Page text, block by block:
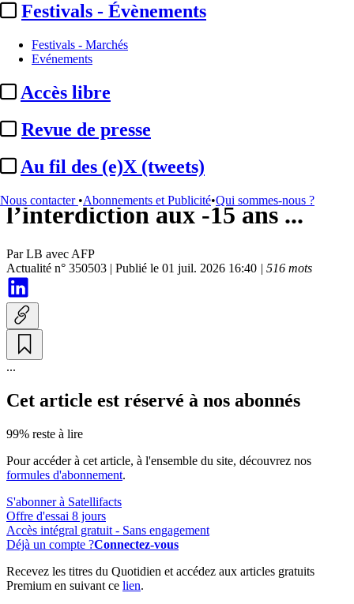
Festivals - Évènements
Festivals - Marchés
Evénements
Accès libre
Revue de presse
Au fil des (e)X (tweets)
Nous contacter •Abonnements et Publicité•Qui sommes-nous ?
Institutionnel
PPL Réseaux sociaux :
Commission devrait valider
l’interdiction aux -15 ans ...
ParLB avec AFP
Actualité n° 350503 | Publié le 01 juil. 2026 16:40 | 516 mots
...
Cet article est réservé à nos abonnés
99% reste à lire
Pour accéder à cet article, à l'ensemble du site, découvrez nos
formules d'abonnement.
S'abonner à Satellifacts
Offre d'essai 8 jours
Accès intégral gratuit - Sans engagement
Déjà un compte ?Connectez-vous
Recevez les titres du Quotidien et accédez aux articles gratuits
Premium en suivant ce lien.